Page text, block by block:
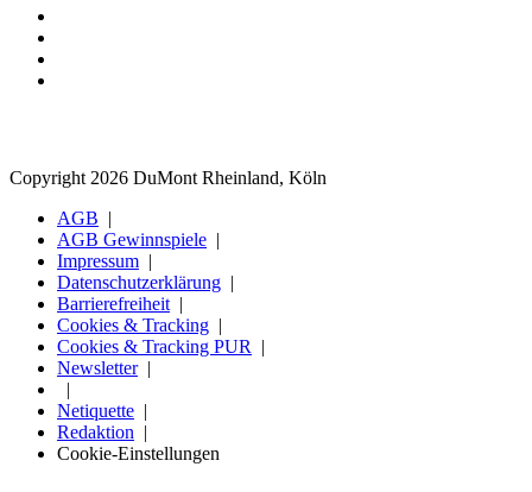
Copyright 2026 DuMont Rheinland, Köln
AGB
AGB Gewinnspiele
Impressum
Datenschutzerklärung
Barrierefreiheit
Cookies & Tracking
Cookies & Tracking PUR
Newsletter
Netiquette
Redaktion
Cookie-Einstellungen